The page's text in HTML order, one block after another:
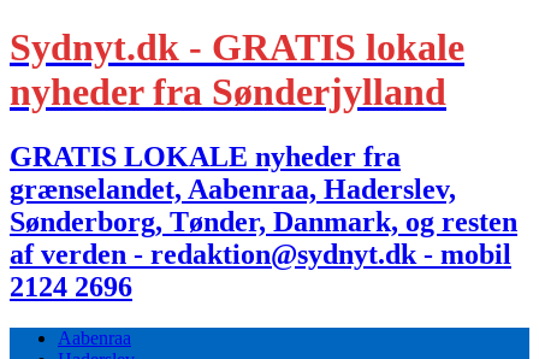
Sydnyt.dk - GRATIS lokale
nyheder fra Sønderjylland
GRATIS LOKALE nyheder fra
grænselandet, Aabenraa, Haderslev,
Sønderborg, Tønder, Danmark, og resten
af verden - redaktion@sydnyt.dk - mobil
2124 2696
Aabenraa